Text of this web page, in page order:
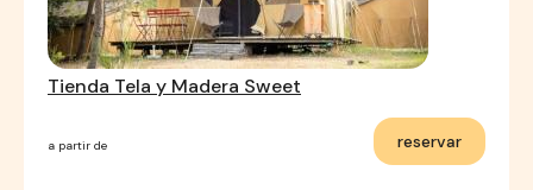
Tienda Tela y Madera Sweet
a partir de reservar